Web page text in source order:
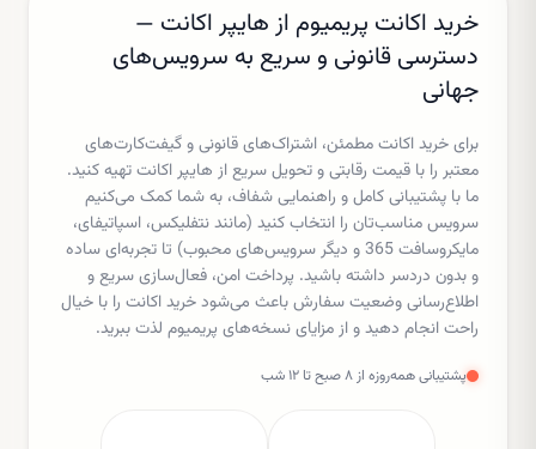
خرید اکانت پریمیوم از هایپر اکانت —
دسترسی قانونی و سریع به سرویس‌های
جهانی
برای خرید اکانت مطمئن، اشتراک‌های قانونی و گیفت‌کارت‌های
معتبر را با قیمت رقابتی و تحویل سریع از هایپر اکانت تهیه کنید.
ما با پشتیبانی کامل و راهنمایی شفاف، به شما کمک می‌کنیم
سرویس مناسب‌تان را انتخاب کنید (مانند نتفلیکس، اسپاتیفای،
مایکروسافت 365 و دیگر سرویس‌های محبوب) تا تجربه‌ای ساده
و بدون دردسر داشته باشید. پرداخت امن، فعال‌سازی سریع و
اطلاع‌رسانی وضعیت سفارش باعث می‌شود خرید اکانت را با خیال
راحت انجام دهید و از مزایای نسخه‌های پریمیوم لذت ببرید.
پشتیبانی همه‌روزه از ۸ صبح تا ۱۲ شب